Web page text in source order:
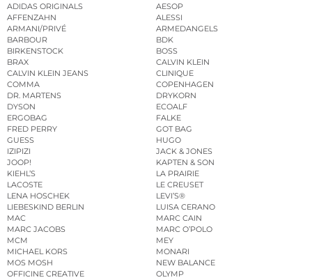
ADIDAS ORIGINALS
AESOP
AFFENZAHN
ALESSI
ARMANI/PRIVÉ
ARMEDANGELS
BARBOUR
BDK
BIRKENSTOCK
BOSS
BRAX
CALVIN KLEIN
CALVIN KLEIN JEANS
CLINIQUE
COMMA
COPENHAGEN
DR. MARTENS
DRYKORN
DYSON
ECOALF
ERGOBAG
FALKE
FRED PERRY
GOT BAG
GUESS
HUGO
IZIPIZI
JACK & JONES
JOOP!
KAPTEN & SON
KIEHL’S
LA PRAIRIE
LACOSTE
LE CREUSET
LENA HOSCHEK
LEVI’S®
LIEBESKIND BERLIN
LUISA CERANO
MAC
MARC CAIN
MARC JACOBS
MARC O’POLO
MCM
MEY
MICHAEL KORS
MONARI
MOS MOSH
NEW BALANCE
OFFICINE CREATIVE
OLYMP